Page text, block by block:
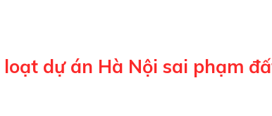
loạt dự án Hà Nội sai phạm